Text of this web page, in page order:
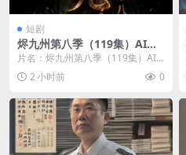
短剧
烬九州第八季（119集）AI短
剧 (2026)
片名：烬九州第八季（119集）AI
短剧 (2026) 分类：短剧 年份：202
6... 2 小时前 0